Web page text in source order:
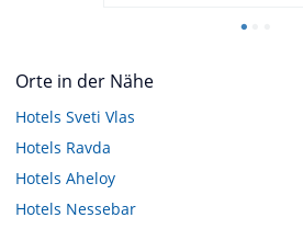
Orte in der Nähe
Hotels Sveti Vlas
Hotels Ravda
Hotels Aheloy
Hotels Nessebar